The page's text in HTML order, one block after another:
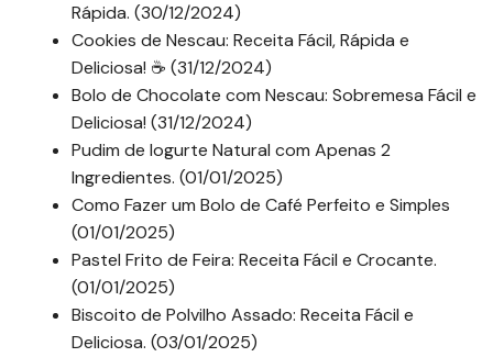
Rápida. (30/12/2024)
Cookies de Nescau: Receita Fácil, Rápida e
Deliciosa! ☕ (31/12/2024)
Bolo de Chocolate com Nescau: Sobremesa Fácil e
Deliciosa! (31/12/2024)
Pudim de Iogurte Natural com Apenas 2
Ingredientes. (01/01/2025)
Como Fazer um Bolo de Café Perfeito e Simples
(01/01/2025)
Pastel Frito de Feira: Receita Fácil e Crocante.
(01/01/2025)
Biscoito de Polvilho Assado: Receita Fácil e
Deliciosa. (03/01/2025)